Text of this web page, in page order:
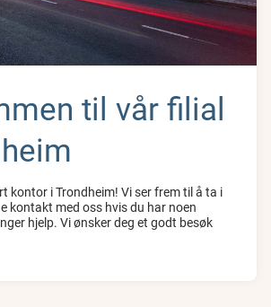
til vår filial
kontor i Trondheim! Vi ser frem til å ta i
kontakt med oss hvis du har noen
hjelp. Vi ønsker deg et godt besøk